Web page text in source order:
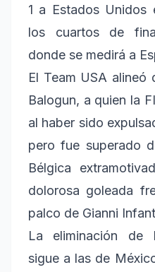
1 a Estados Unidos
los cuartos de
donde se medirá a
El Team USA
Balogun, a quien la
al haber sido
pero fue superado
Bélgica
dolorosa goleada
palco de Gianni
La eliminación de
sigue a las de